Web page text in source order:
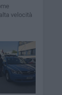
velocità